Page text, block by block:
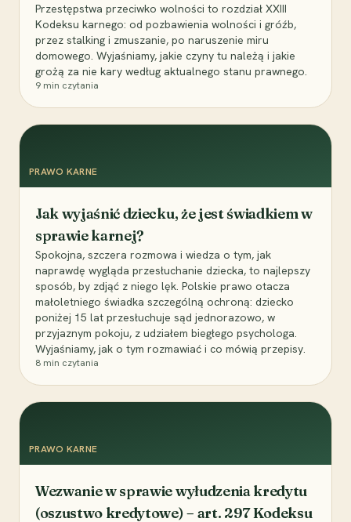
Przestępstwa przeciwko wolności to rozdział XXIII
Kodeksu karnego: od pozbawienia wolności i gróźb,
przez stalking i zmuszanie, po naruszenie miru
domowego. Wyjaśniamy, jakie czyny tu należą i jakie
grożą za nie kary według aktualnego stanu prawnego.
9 min czytania
PRAWO KARNE
Jak wyjaśnić dziecku, że jest świadkiem w
sprawie karnej?
Spokojna, szczera rozmowa i wiedza o tym, jak
naprawdę wygląda przesłuchanie dziecka, to najlepszy
sposób, by zdjąć z niego lęk. Polskie prawo otacza
małoletniego świadka szczególną ochroną: dziecko
poniżej 15 lat przesłuchuje sąd jednorazowo, w
przyjaznym pokoju, z udziałem biegłego psychologa.
Wyjaśniamy, jak o tym rozmawiać i co mówią przepisy.
8 min czytania
PRAWO KARNE
Wezwanie w sprawie wyłudzenia kredytu
(oszustwo kredytowe) – art. 297 Kodeksu